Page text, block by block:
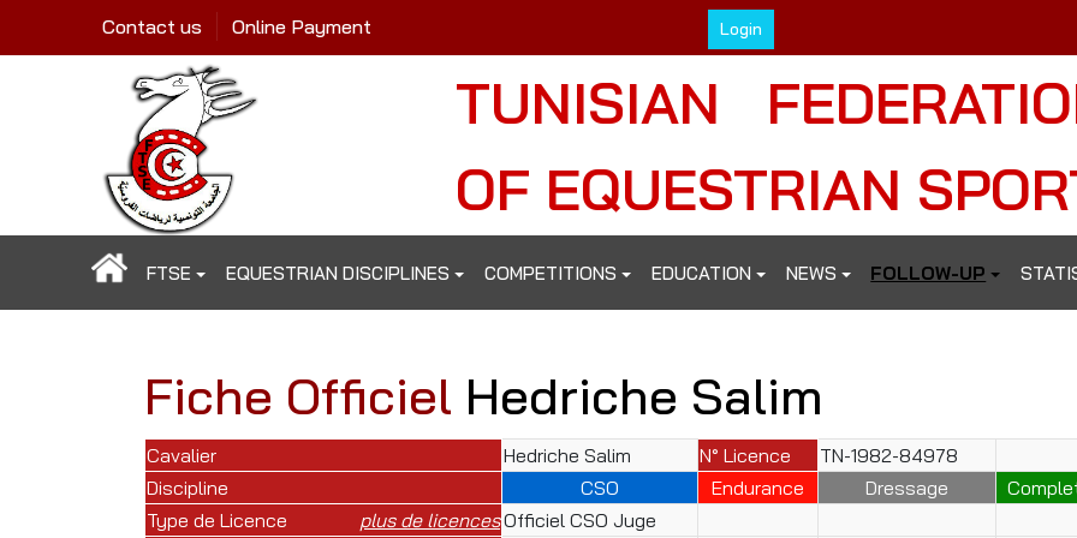
Login
Contact us Online Payment
TUNISIAN
OF EQUESTRIAN
FTSE EQUESTRIAN DISCIPLINES COMPETITIONS EDUCATION NEWS FOLLOW-UP
Fiche Officiel Hedriche Salim
Cavalier Hedriche Salim N° Licence
TN-1982-84978
Discipline
CSO Endurance Dressage
Type de Licence
plus de licencesOfficiel CSO Juge